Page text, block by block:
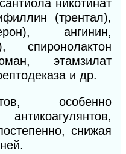
никотинат
(трентал),
ангинин,
спиронолактон
этамзилат
и др.
особенно
снижая